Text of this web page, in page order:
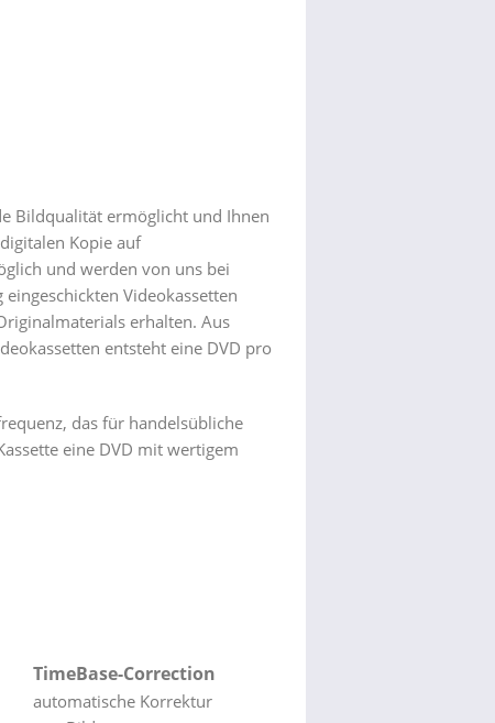
Bildqualität ermöglicht und Ihnen
Kopie auf
und werden von uns bei
Videokassetten
erhalten. Aus
entsteht eine DVD pro
das für handelsübliche
eine DVD mit wertigem
TimeBase-Correction
automatische Korrektur